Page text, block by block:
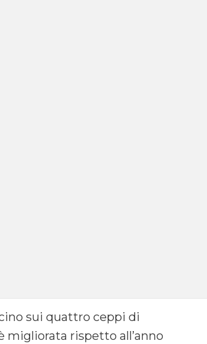
sui quattro ceppi di
migliorata rispetto all’anno